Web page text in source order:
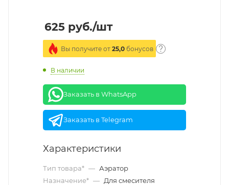
625 руб./шт
Вы получите от 25,0 бонусов
В наличии
Заказать в WhatsApp
Заказать в Telegram
Характеристики
Тип товара* — Аэратор
Назначение* — Для смесителя